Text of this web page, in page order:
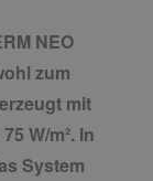
NEO
zum
mit
W/m². In
System